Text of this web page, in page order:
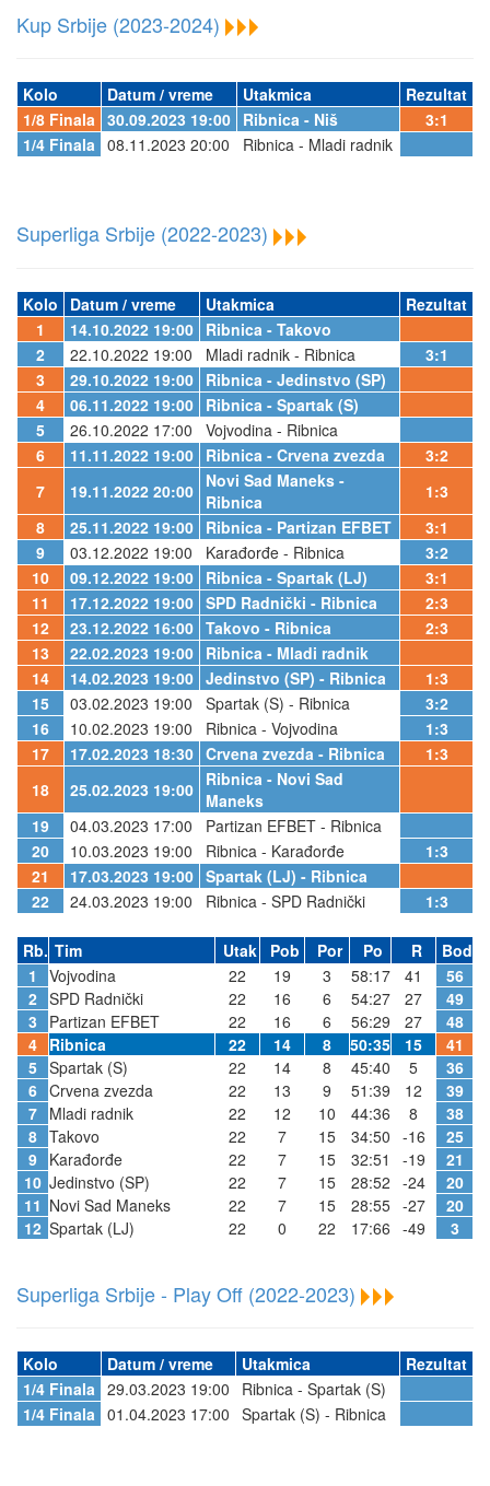
Kup Srbije (2023-2024)
Kolo Datum / vreme Utakmica
Rezultat
1/8 Finala 30.09.2023 19:00 Ribnica - Niš
3:1
1/4 Finala 08.11.2023 20:00 Ribnica - Mladi radnik
Superliga Srbije (2022-2023)
Kolo Datum / vreme Utakmica
Rezultat
1
14.10.2022 19:00 Ribnica - Takovo
2
22.10.2022 19:00 Mladi radnik - Ribnica
3:1
3
29.10.2022 19:00 Ribnica - Jedinstvo (SP)
4
06.11.2022 19:00 Ribnica - Spartak (S)
5
26.10.2022 17:00
Vojvodina - Ribnica
6
11.11.2022 19:00 Ribnica - Crvena zvezda
3:2
7
19.11.2022 20:00 Novi Sad Maneks -
Ribnica
1:3
8
25.11.2022 19:00 Ribnica - Partizan EFBET
3:1
9
03.12.2022 19:00 Karađorđe - Ribnica
3:2
10
09.12.2022 19:00 Ribnica - Spartak (LJ)
3:1
11
17.12.2022 19:00 SPD Radnički - Ribnica
2:3
12
23.12.2022 16:00 Takovo - Ribnica
2:3
13
22.02.2023 19:00 Ribnica - Mladi radnik
14
14.02.2023 19:00 Jedinstvo (SP) - Ribnica
1:3
15
03.02.2023 19:00 Spartak (S) - Ribnica
3:2
16
10.02.2023 19:00 Ribnica - Vojvodina
1:3
17
17.02.2023 18:30 Crvena zvezda - Ribnica
1:3
18
25.02.2023 19:00 Ribnica - Novi Sad
Maneks
19
04.03.2023 17:00
Partizan EFBET - Ribnica
20
10.03.2023 19:00 Ribnica - Karađorđe
1:3
21
17.03.2023 19:00 Spartak (LJ) - Ribnica
22
24.03.2023 19:00 Ribnica - SPD Radnički 1:3
Rb. Tim Utak Pob Por Po R
Bod
1
Vojvodina 22 19 3 58:17 41
56
2 SPD Radnički 22 16 6 54:27 27
49
3
Partizan EFBET 22 16 6 56:29 27
48
4 Ribnica 22 14 8 50:35 15
41
5 Spartak (S) 22 14 8 45:40 5
36
6 Crvena zvezda 22 13 9 51:39 12
39
7 Mladi radnik 22 12 10 44:36 8
38
8 Takovo 22 7 15 34:50 -16
25
9 Karađorđe 22 7 15 32:51 -19
21
10 Jedinstvo (SP) 22 7 15 28:52 -24
20
11 Novi Sad Maneks 22 7 15 28:55 -27
20
12 Spartak (LJ) 22 0 22 17:66 -49 3
Superliga Srbije - Play Off (2022-2023)
Kolo Datum / vreme Utakmica
Rezultat
1/4 Finala 29.03.2023 19:00
Ribnica - Spartak (S)
1/4 Finala 01.04.2023 17:00 Spartak (S) - Ribnica